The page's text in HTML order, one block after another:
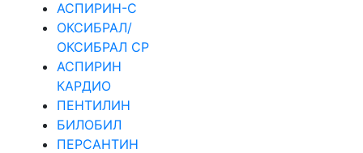
АСПИРИН-С
ОКСИБРАЛ/
ОКСИБРАЛ СР
АСПИРИН
КАРДИО
ПЕНТИЛИН
БИЛОБИЛ
ПЕРСАНТИН